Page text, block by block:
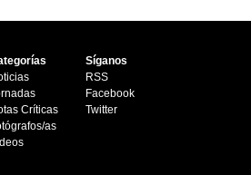
Críticas
as
Síganos
RSS
Facebook
Twitter